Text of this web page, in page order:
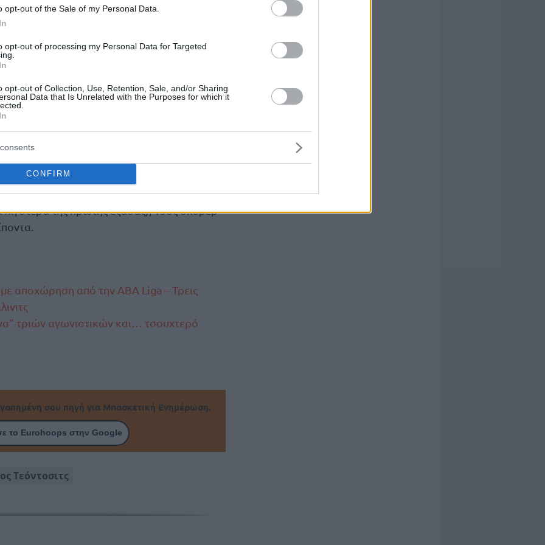
opt-out of the Sale of my Personal Data.
opt-out of processing my Personal Data for Targeted
opt-out of Collection, Use, Retention, Sale, and/or Sharing
Data that Is Unrelated with the Purposes for which it
CONFIRM
στα βαθιά.
και κέρδισε το βραβείο του MVP της
αγωνίστηκε στην
στο Βερολίνο.
του και …
στην Ευρώπη για τη Βίρτους το 2019.
αγωνίζεται από το 2023.
σε απόλυτους αριθμούς στην ιστορία της
της πρώτης εξάδας), 13ος σκόρερ
αποχώρηση από την ABA Liga – Τρεις
τριών αγωνιστικών και… τσουχτερό
σου πηγή για Μπασκετική Ενημέρωση.
το Eurohoops στην Google
Τεόντοσιτς